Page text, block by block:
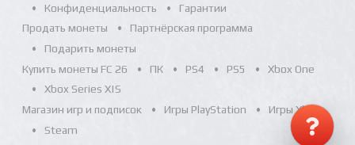
Конфиденциальность
Гарантии
Продать монеты
Партнёрская программа
Подарить монеты
Купить монеты FC 26
ПК PS4 PS5
Xbox One
Xbox Series X|S
Магазин игр и подписок
Игры PlayStation
Игры Xbox
Steam